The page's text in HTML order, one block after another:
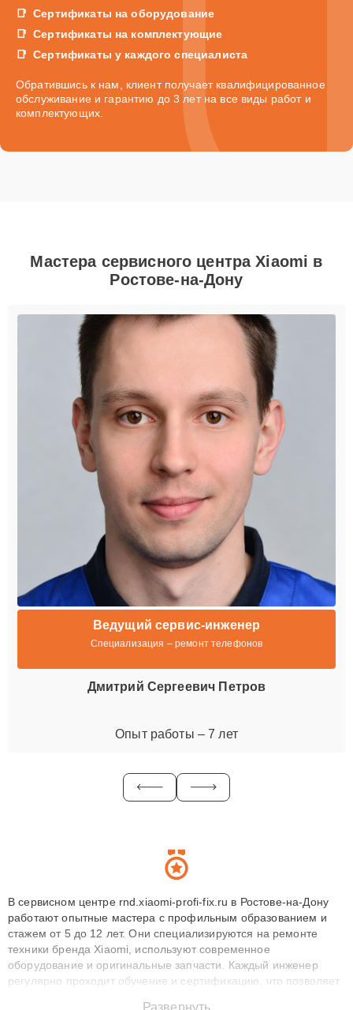
Сертификаты на оборудование
Сертификаты на комплектующие
Сертификаты у каждого специалиста
Обратившись к нам, клиент получает квалифицированное
обслуживание и гарантию до 3 лет на все виды работ и
комплектующих.
Мастера сервисного центра Xiaomi в
Ростове-на-Дону
Ведущий сервис-инженер
Специализация – ремонт телефонов
Дмитрий Сергеевич Петров
Опыт работы – 7 лет
В сервисном центре rnd.xiaomi-profi-fix.ru в Ростове-на-Дону
работают опытные мастера с профильным образованием и
стажем от 5 до 12 лет. Они специализируются на ремонте
техники бренда Xiaomi, используют современное
оборудование и оригинальные запчасти. Каждый инженер
регулярно проходит обучение и сертификацию, что позволяет
Развернуть